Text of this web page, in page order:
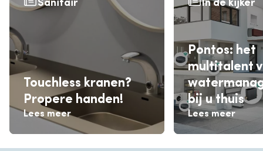
Touchless kranen?
Propere handen!
Lees meer
Pontos: het
multitalent
bij u thuis
Lees meer